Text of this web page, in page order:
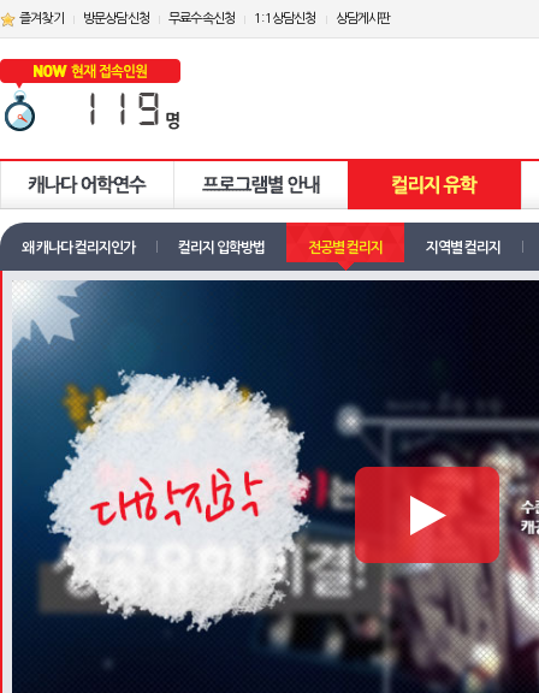
즐겨찾기 방문상담신청 무료수속신청 1:1상담신청 상담게시판
왜 캐나다 컬리지인가 컬리지 입학방법 전공별 컬리지 지역별 컬리지